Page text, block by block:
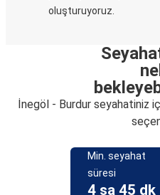
oluşturuyoruz.
İnegöl - Burdur seyahatiniz
Min. seyahat
süresi
4 sa 45 dk